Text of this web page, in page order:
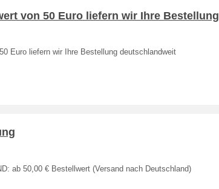
von 50 Euro liefern wir Ihre Bestellung
Euro liefern wir Ihre Bestellung deutschlandweit
ab 50,00 € Bestellwert (Versand nach Deutschland)